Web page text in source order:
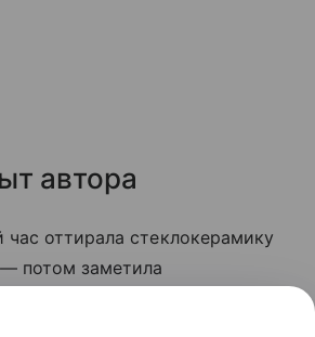
автора
оттирала стеклокерамику
потом заметила